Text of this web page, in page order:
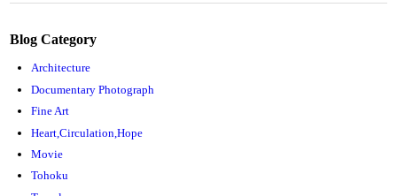
Blog Category
Architecture
Documentary Photograph
Fine Art
Heart,Circulation,Hope
Movie
Tohoku